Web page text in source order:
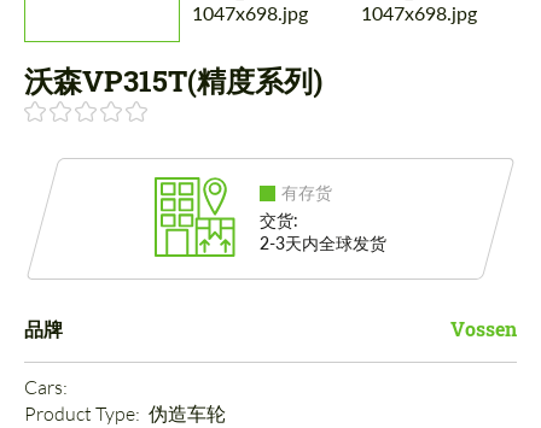
沃森VP315T(精度系列)
有存货
交货:
2-3天内全球发货
品牌 Vossen
Cars:
Product Type: 伪造车轮